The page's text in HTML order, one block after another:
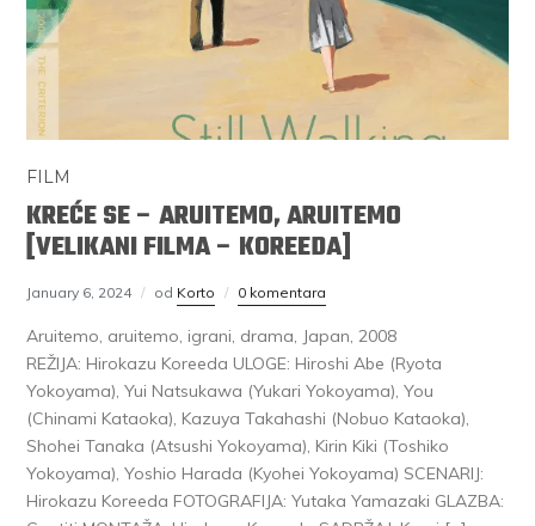
FILM
KREĆE SE – ARUITEMO, ARUITEMO
[VELIKANI FILMA – KOREEDA]
January 6, 2024 od Korto 0 komentara
Aruitemo, aruitemo, igrani, drama, Japan, 2008
REŽIJA: Hirokazu Koreeda ULOGE: Hiroshi Abe (Ryota
Yokoyama), Yui Natsukawa (Yukari Yokoyama), You
(Chinami Kataoka), Kazuya Takahashi (Nobuo Kataoka),
Shohei Tanaka (Atsushi Yokoyama), Kirin Kiki (Toshiko
Yokoyama), Yoshio Harada (Kyohei Yokoyama) SCENARIJ:
Hirokazu Koreeda FOTOGRAFIJA: Yutaka Yamazaki GLAZBA: